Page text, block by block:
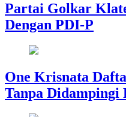
Partai Golkar
Dengan PDI-P
One Krisnata
Tanpa Didampingi